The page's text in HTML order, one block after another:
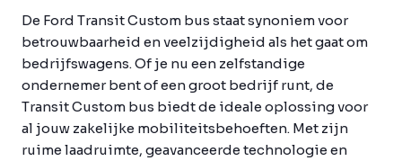
De Ford Transit Custom bus staat synoniem voor
betrouwbaarheid en veelzijdigheid als het gaat om
bedrijfswagens. Of je nu een zelfstandige
ondernemer bent of een groot bedrijf runt, de
Transit Custom bus biedt de ideale oplossing voor
al jouw zakelijke mobiliteitsbehoeften. Met zijn
ruime laadruimte, geavanceerde technologie en